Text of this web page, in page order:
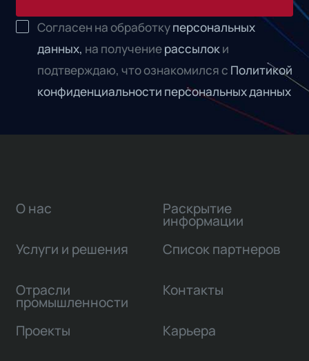
Согласен на обработкуперсональных
данных, на получениерассылоки
подтверждаю, что ознакомился с Политикой
конфиденциальности персональных данных
О нас
Услуги и решения
Отрасли
промышленности
Проекты
Раскрытие
информации
Список партнеров
Контакты
Карьера